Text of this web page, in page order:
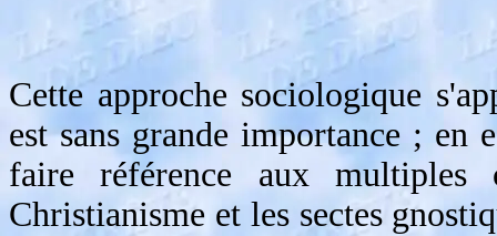
Cette approche sociologique
est sans grande importance ; en
faire référence aux multiples
Christianisme et les sectes